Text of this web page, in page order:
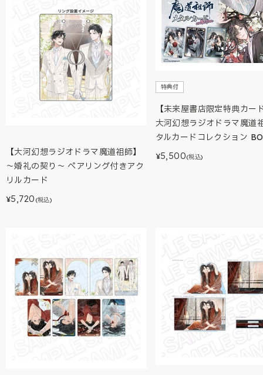
【大河幻想ラジオドラマ魔道祖師】
～婚礼の契り～ ペアリング付きアク
リルカード
¥5,720 (税込)
特典付
【未来屋書店限定特典カー
大河幻想ラジオドラマ魔
タルカードコレクション
¥5,500(税込)